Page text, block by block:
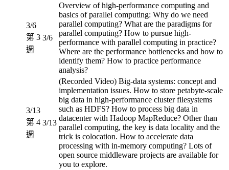
3/6
第 3
週
3/6
Overview of high-performance computing and
basics of parallel computing: Why do we need
parallel computing? What are the paradigms for
parallel computing? How to pursue high-
performance with parallel computing in practice?
Where are the performance bottlenecks and how to
identify them? How to practice performance
analysis?
3/13
第 4
週
3/13
(Recorded Video) Big-data systems: concept and
implementation issues. How to store petabyte-scale
big data in high-performance cluster filesystems
such as HDFS? How to process big data in
datacenter with Hadoop MapReduce? Other than
parallel computing, the key is data locality and the
trick is colocation. How to accelerate data
processing with in-memory computing? Lots of
open source middleware projects are available for
you to explore.